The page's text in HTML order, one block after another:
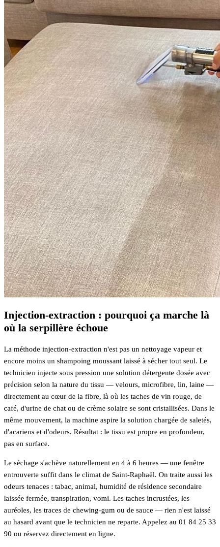
Injection-extraction : pourquoi ça marche là
où la serpillère échoue
La méthode injection-extraction n'est pas un nettoyage vapeur et
encore moins un shampoing moussant laissé à sécher tout seul. Le
technicien injecte sous pression une solution détergente dosée avec
précision selon la nature du tissu — velours, microfibre, lin, laine —
directement au cœur de la fibre, là où les taches de vin rouge, de
café, d'urine de chat ou de crème solaire se sont cristallisées. Dans le
même mouvement, la machine aspire la solution chargée de saletés,
d'acariens et d'odeurs. Résultat : le tissu est propre en profondeur,
pas en surface.
Le séchage s'achève naturellement en 4 à 6 heures — une fenêtre
entrouverte suffit dans le climat de Saint-Raphaël. On traite aussi les
odeurs tenaces : tabac, animal, humidité de résidence secondaire
laissée fermée, transpiration, vomi. Les taches incrustées, les
auréoles, les traces de chewing-gum ou de sauce — rien n'est laissé
au hasard avant que le technicien ne reparte. Appelez au 01 84 25 33
90 ou réservez directement en ligne.